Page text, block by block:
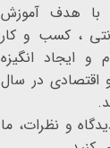
با هدف آموزش
، کسب و کار
و ایجاد انگیزه
در سال
و نظرات، ما